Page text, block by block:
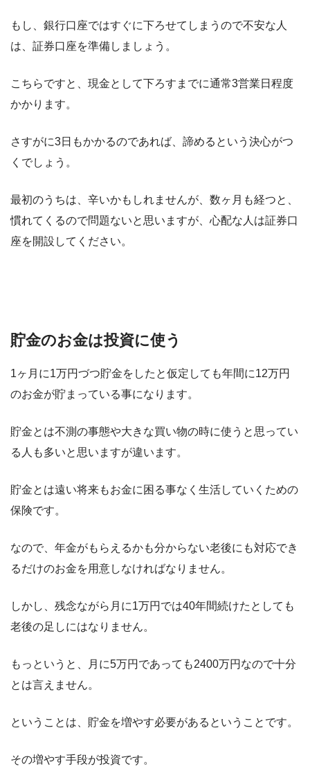
もし、銀行口座ではすぐに下ろせてしまうので不安な人
は、証券口座を準備しましょう。
こちらですと、現金として下ろすまでに通常3営業日程度
かかります。
さすがに3日もかかるのであれば、諦めるという決心がつ
くでしょう。
最初のうちは、辛いかもしれませんが、数ヶ月も経つと、
慣れてくるので問題ないと思いますが、心配な人は証券口
座を開設してください。
貯金のお金は投資に使う
1ヶ月に1万円づつ貯金をしたと仮定しても年間に12万円
のお金が貯まっている事になります。
貯金とは不測の事態や大きな買い物の時に使うと思ってい
る人も多いと思いますが違います。
貯金とは遠い将来もお金に困る事なく生活していくための
保険です。
なので、年金がもらえるかも分からない老後にも対応でき
るだけのお金を用意しなければなりません。
しかし、残念ながら月に1万円では40年間続けたとしても
老後の足しにはなりません。
もっというと、月に5万円であっても2400万円なので十分
とは言えません。
ということは、貯金を増やす必要があるということです。
その増やす手段が投資です。